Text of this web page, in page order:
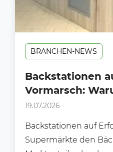
BRANCHEN-NEWS
Backstationen
Vormarsch:
Supermärkte
Marktanteile
19.07.2026
Backstationen auf
Supermärkte den